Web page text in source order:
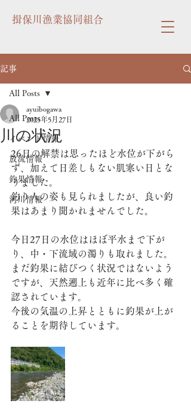
揖保川漁業協同組合
記事
All Posts
イベント情報
放流情報
釣果情報
河川情報
All Posts
川の状況
ayuibogawa
2025年5月27日
26日の解禁は思ったほど水位が下がら
ず、加えて日差しもない肌寒い日とな
りました。
釣り人の姿も見られましたが、良い釣
果はあまり聞かれませんでした。
今日27日の水位はほぼ平水まで下が
り、中・下流域の濁りも取れました。
まだ釣果に結びつく状況ではないよう
ですが、天然遡上も近年に比べ多く確
認されています。
今後の気温の上昇とともに釣果が上が
ることを期待しています。